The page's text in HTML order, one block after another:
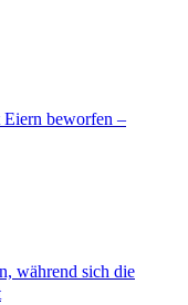
Eiern beworfen –
während sich die